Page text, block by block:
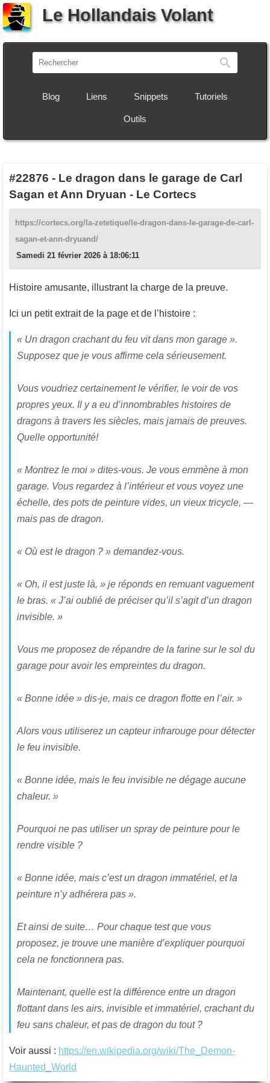
Le Hollandais Volant
Blog Liens Snippets Tutoriels
Outils
#22876 - Le dragon dans le garage de Carl
Sagan et Ann Dryuan - Le Cortecs
https://cortecs.org/la-zetetique/le-dragon-dans-le-garage-de-carl-
sagan-et-ann-dryuand/
Samedi 21 février 2026 à 18:06:11
Histoire amusante, illustrant la charge de la preuve.
Ici un petit extrait de la page et de l’histoire :
« Un dragon crachant du feu vit dans mon garage ».
Supposez que je vous affirme cela sérieusement.
Vous voudriez certainement le vérifier, le voir de vos
propres yeux. Il y a eu d’innombrables histoires de
dragons à travers les siècles, mais jamais de preuves.
Quelle opportunité!
« Montrez le moi » dites-vous. Je vous emmène à mon
garage. Vous regardez à l’intérieur et vous voyez une
échelle, des pots de peinture vides, un vieux tricycle, —
mais pas de dragon.
« Où est le dragon ? » demandez-vous.
« Oh, il est juste là, » je réponds en remuant vaguement
le bras. « J’ai oublié de préciser qu’il s’agit d’un dragon
invisible. »
Vous me proposez de répandre de la farine sur le sol du
garage pour avoir les empreintes du dragon.
« Bonne idée » dis-je, mais ce dragon flotte en l’air. »
Alors vous utiliserez un capteur infrarouge pour détecter
le feu invisible.
« Bonne idée, mais le feu invisible ne dégage aucune
chaleur. »
Pourquoi ne pas utiliser un spray de peinture pour le
rendre visible ?
« Bonne idée, mais c’est un dragon immatériel, et la
peinture n’y adhérera pas ».
Et ainsi de suite… Pour chaque test que vous
proposez, je trouve une manière d’expliquer pourquoi
cela ne fonctionnera pas.
Maintenant, quelle est la différence entre un dragon
flottant dans les airs, invisible et immatériel, crachant du
feu sans chaleur, et pas de dragon du tout ?
Voir aussi : https://en.wikipedia.org/wiki/The_Demon-
Haunted_World